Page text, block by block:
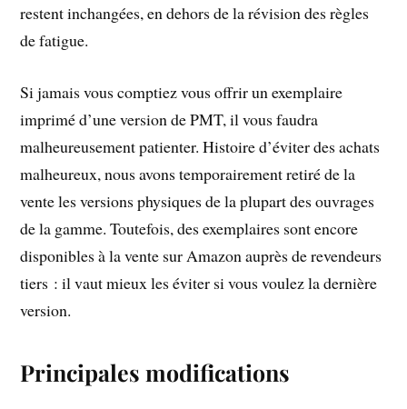
restent inchangées, en dehors de la révision des règles
de fatigue.
Si jamais vous comptiez vous offrir un exemplaire
imprimé d’une version de PMT, il vous faudra
malheureusement patienter. Histoire d’éviter des achats
malheureux, nous avons temporairement retiré de la
vente les versions physiques de la plupart des ouvrages
de la gamme. Toutefois, des exemplaires sont encore
disponibles à la vente sur Amazon auprès de revendeurs
tiers : il vaut mieux les éviter si vous voulez la dernière
version.
Principales modifications